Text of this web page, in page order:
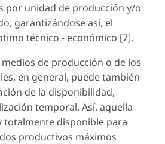
por unidad de producción y/o
garantizándose así, el
técnico - económico [7].
de producción o de los
en general, puede también
de la disponibilidad,
temporal. Así, aquella
totalmente disponible para
productivos máximos